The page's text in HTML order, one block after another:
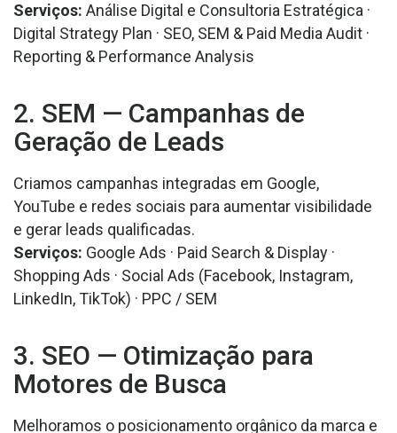
Serviços: Análise Digital e Consultoria Estratégica ·
Digital Strategy Plan · SEO, SEM & Paid Media Audit ·
Reporting & Performance Analysis
2. SEM — Campanhas de
Geração de Leads
Criamos campanhas integradas em Google,
YouTube e redes sociais para aumentar visibilidade
e gerar leads qualificadas.
Serviços: Google Ads · Paid Search & Display ·
Shopping Ads · Social Ads (Facebook, Instagram,
LinkedIn,TikTok) · PPC / SEM
3. SEO — Otimização para
Motores de Busca
Melhoramos o posicionamento orgânico da marca e